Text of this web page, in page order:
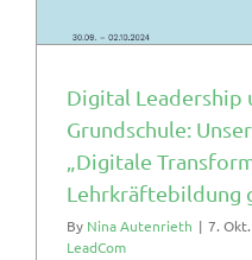
Digital Leadership
Grundschule:
„Digitale
Lehrkräftebildung
By Nina Autenrieth | 7.
LeadCom